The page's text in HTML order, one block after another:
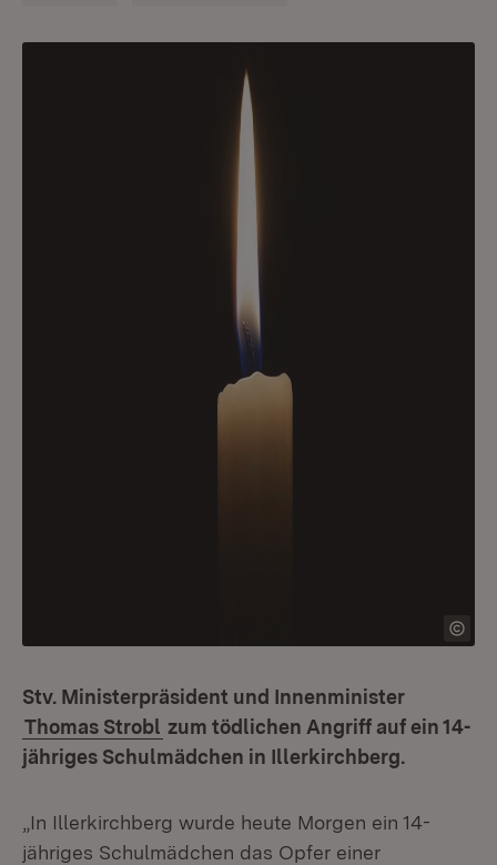
Stv. Ministerpräsident und Innenminister
Thomas Strobl zum tödlichen Angriff auf ein 14-
jähriges Schulmädchen in Illerkirchberg.
„In Illerkirchberg wurde heute Morgen ein 14-
jähriges Schulmädchen das Opfer einer